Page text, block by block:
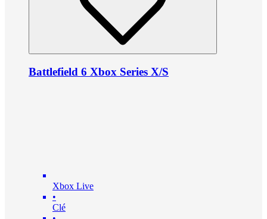
Battlefield 6 Xbox Series X/S
Xbox Live
•
Clé